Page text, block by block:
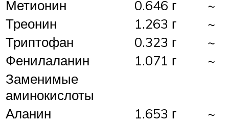
Метионин
0.646 г
~
Треонин
1.263 г
~
Триптофан
0.323 г
~
Фенилаланин
1.071 г
~
Заменимые
аминокислоты
Аланин
1.653 г
~